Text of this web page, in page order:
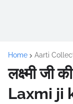
Home Aarti
लक्ष्मी जी
Laxmi ji